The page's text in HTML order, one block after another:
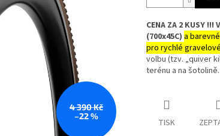
4 390 Kč
–22 %
CENA ZA 2 KUSY
(700x45C) a
pro rychlé
volbu (tzv. „quiver
terénu a na šotolině.
TISK